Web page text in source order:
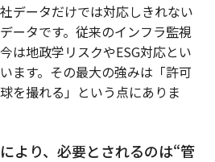
データだけでは対応しきれない
ータです。従来のインフラ監視
は地政学リスクやESG対応とい
ます。その最大の強みは「許可
を撮れる」という点にありま
より、必要とされるのは“管